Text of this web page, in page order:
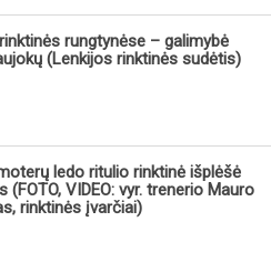
rungtynėse – galimybė
(Lenkijos rinktinės sudėtis)
ledo ritulio rinktinė išplėšė
VIDEO: vyr. trenerio Mauro
rinktinės įvarčiai)